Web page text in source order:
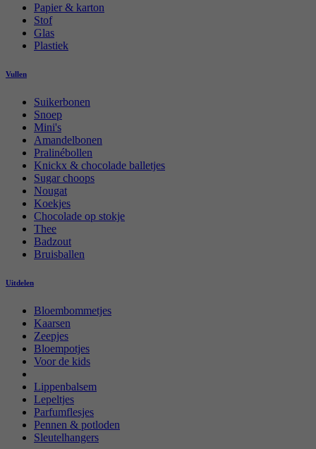
Papier & karton
Stof
Glas
Plastiek
Vullen
Suikerbonen
Snoep
Mini's
Amandelbonen
Pralinébollen
Knickx & chocolade balletjes
Sugar choops
Nougat
Koekjes
Chocolade op stokje
Thee
Badzout
Bruisballen
Uitdelen
Bloembommetjes
Kaarsen
Zeepjes
Bloempotjes
Voor de kids
Lippenbalsem
Lepeltjes
Parfumflesjes
Pennen & potloden
Sleutelhangers